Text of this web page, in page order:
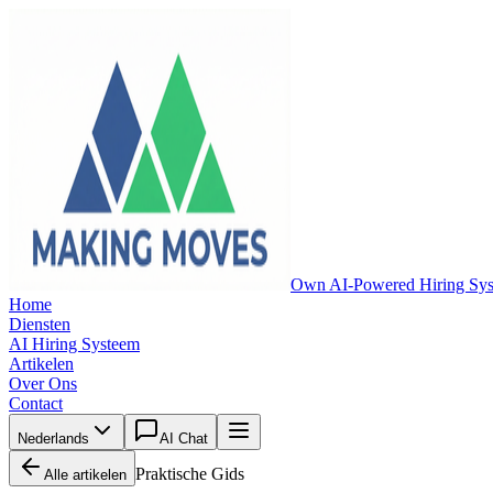
Own AI-Powered Hiring
Home
Diensten
AI Hiring Systeem
Artikelen
Over Ons
Contact
Nederlands AI Chat
Alle artikelen Praktische Gids